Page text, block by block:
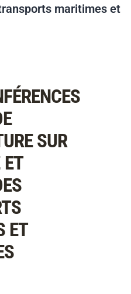
maritimes et
SUR
ET
ET